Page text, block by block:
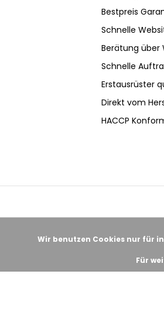
Bestpreis
Schnelle
Berätung über
Schnelle
Erstausrüster
Direkt vom
HACCP
Wir benutzen Cookies nur für
Für